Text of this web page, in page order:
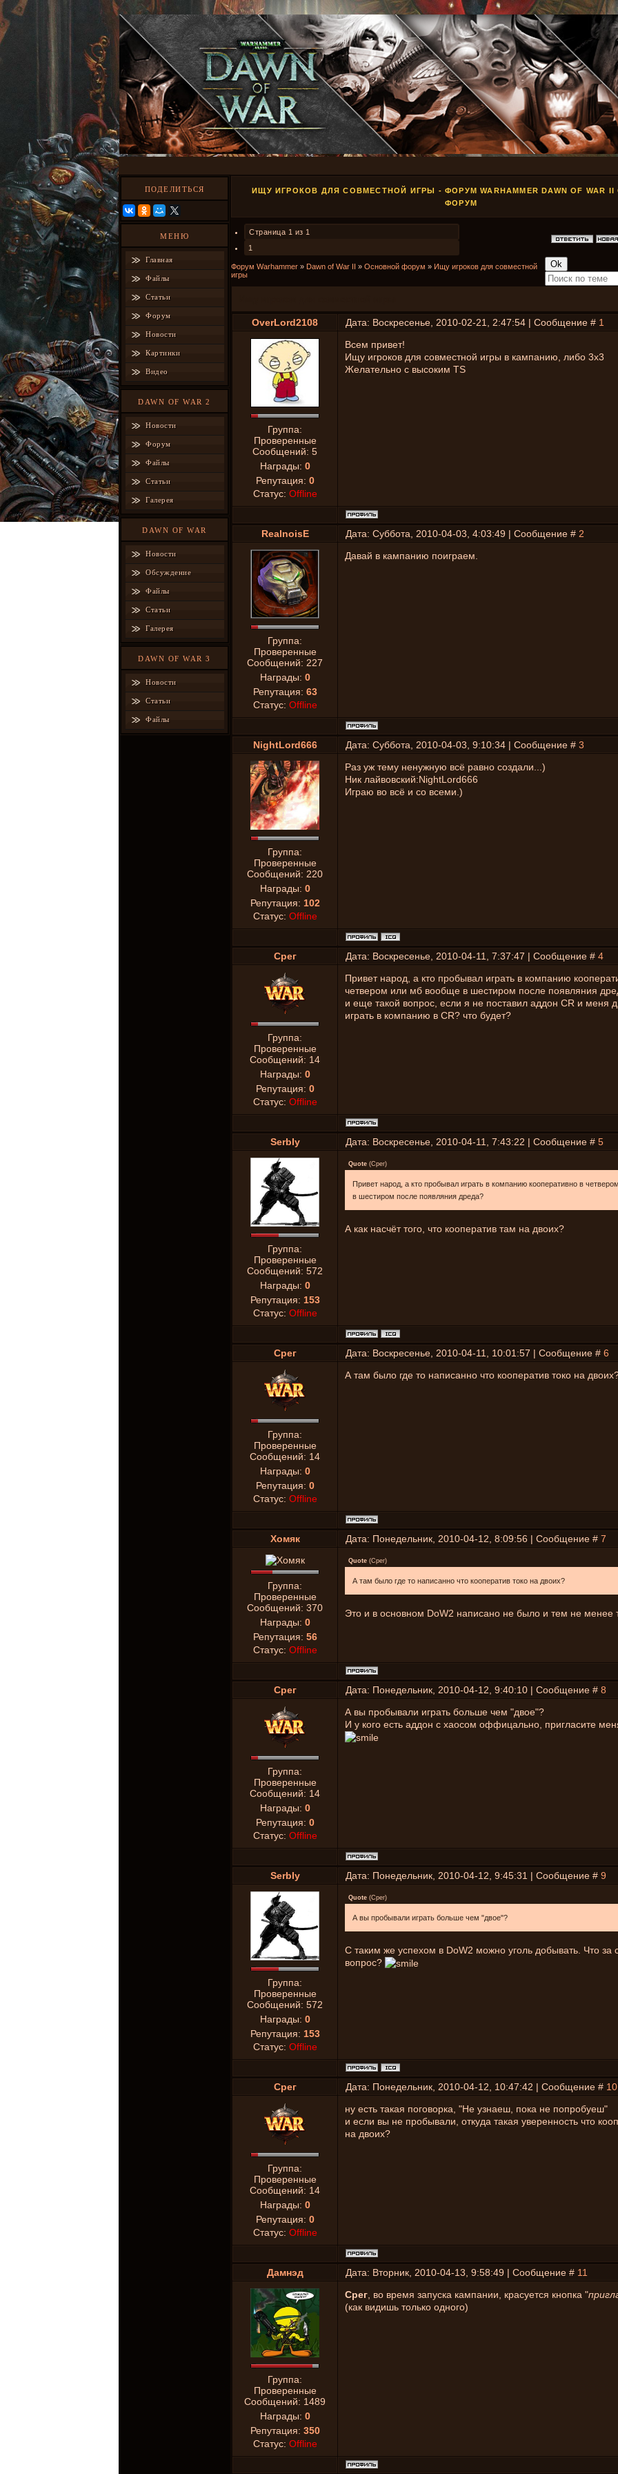
ПОДЕЛИТЬСЯ
МЕНЮ
Главная
Файлы
Статьи
Форум
Новости
Картинки
Видео
DAWN OF WAR 2
Новости
Форум
Файлы
Статьи
Галерея
DAWN OF WAR
Новости
Обсуждение
Файлы
Статьи
Галерея
DAWN OF WAR 3
Новости
Статьи
Файлы
ИЩУ ИГРОКОВ ДЛЯ СОВМЕСТНОЙ ИГРЫ - ФОРУМ WARHAMMER DAWN OF WAR
ФОРУМ
Страница 1 из 1
1
Форум Warhammer » Dawn of War II » Основной форум » Ищу игроков для совместной
игры
OverLord2108 Дата: Воскресенье, 2010-02-21, 2:47:54 | Сообщение # 1
Группа:
Проверенные
Сообщений: 5
Награды: 0
Репутация: 0
Статус: Offline
Всем привет!
Ищу игроков для совместной игры в кампанию, либо 3х3
Желательно с высоким TS
RealnoisE Дата: Суббота, 2010-04-03, 4:03:49 | Сообщение # 2
Группа:
Проверенные
Сообщений: 227
Награды: 0
Репутация: 63
Статус: Offline
Давай в кампанию поиграем.
NightLord666 Дата: Суббота, 2010-04-03, 9:10:34 | Сообщение # 3
Группа:
Проверенные
Сообщений: 220
Награды: 0
Репутация: 102
Статус: Offline
Раз уж тему ненужную всё равно создали...)
Ник лайвовский:NightLord666
Играю во всё и со всеми.)
Срег Дата: Воскресенье, 2010-04-11, 7:37:47 | Сообщение # 4
Группа:
Проверенные
Сообщений: 14
Награды: 0
Репутация: 0
Статус: Offline
Привет народ, а кто пробывал играть в компанию
четвером или мб вообще в шестиром после появляния
и еще такой вопрос, если я не поставил аддон CR и меня
играть в компанию в CR? что будет?
SerbIy Дата: Воскресенье, 2010-04-11, 7:43:22 | Сообщение # 5
Группа:
Проверенные
Сообщений: 572
Награды: 0
Репутация: 153
Статус: Offline
Quote (Срег)
Привет народ, а кто пробывал играть в компанию кооперативно в
в шестиром после появляния дреда?
А как насчёт того, что кооператив там на двоих?
Срег Дата: Воскресенье, 2010-04-11, 10:01:57 | Сообщение # 6
Группа:
Проверенные
Сообщений: 14
Награды: 0
Репутация: 0
Статус: Offline
А там было где то написанно что кооператив токо на
Хомяк Дата: Понедельник, 2010-04-12, 8:09:56 | Сообщение # 7
Группа:
Проверенные
Сообщений: 370
Награды: 0
Репутация: 56
Статус: Offline
Quote (Срег)
А там было где то написанно что кооператив токо на двоих?
Это и в основном DoW2 написано не было и тем не менее
Срег Дата: Понедельник, 2010-04-12, 9:40:10 | Сообщение # 8
Группа:
Проверенные
Сообщений: 14
Награды: 0
Репутация: 0
Статус: Offline
А вы пробывали играть больше чем "двое"?
И у кого есть аддон с хаосом оффицально, пригласите
SerbIy Дата: Понедельник, 2010-04-12, 9:45:31 | Сообщение # 9
Группа:
Проверенные
Сообщений: 572
Награды: 0
Репутация: 153
Статус: Offline
Quote (Срег)
А вы пробывали играть больше чем "двое"?
С таким же успехом в DoW2 можно уголь добывать. Что за
вопрос?
Срег Дата: Понедельник, 2010-04-12, 10:47:42 | Сообщение # 10
Группа:
Проверенные
Сообщений: 14
Награды: 0
Репутация: 0
Статус: Offline
ну есть такая поговорка, "Не узнаеш, пока не попробуеш"
и если вы не пробывали, откуда такая уверенность что
на двоих?
Дамнэд Дата: Вторник, 2010-04-13, 9:58:49 | Сообщение # 11
Группа:
Проверенные
Сообщений: 1489
Награды: 0
Репутация: 350
Статус: Offline
Срег , во время запуска кампании, красуется кнопка "
(как видишь только одного)